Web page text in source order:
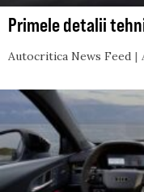
Primele detalii
Autocritica News Feed